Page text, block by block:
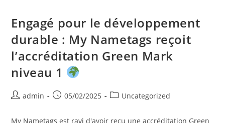
Engagé pour le développement
durable : My Nametags reçoit
l’accréditation Green Mark
niveau 1
Postadmin
Post05/02/2025
PostUncategorized
My Nametags est ravi d'avoir reçu une accréditation Green